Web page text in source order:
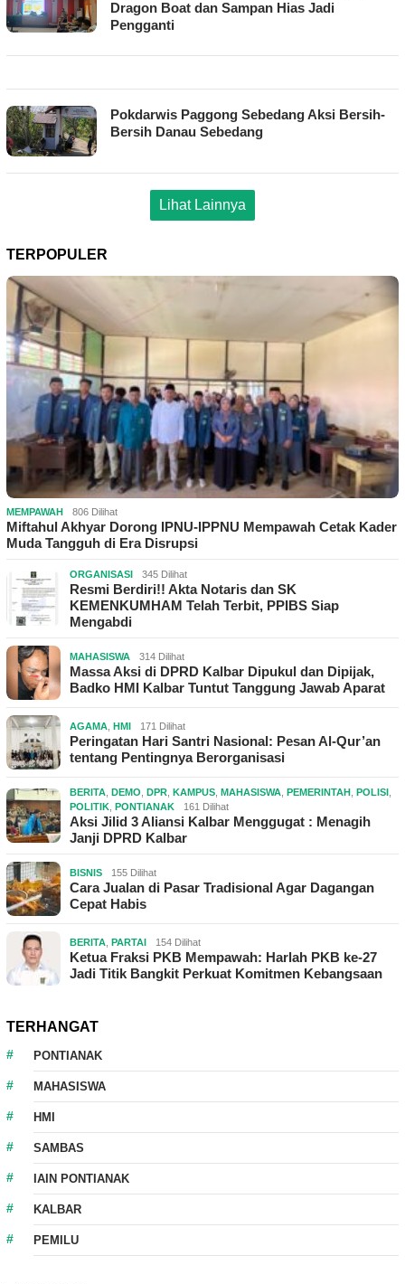
Dragon Boat dan Sampan Hias Jadi
Pengganti
Pokdarwis Paggong Sebedang Aksi Bersih-
Bersih Danau Sebedang
Lihat Lainnya
TERPOPULER
MEMPAWAH 806 Dilihat
Miftahul Akhyar Dorong IPNU-IPPNU Mempawah Cetak Kader
Muda Tangguh di Era Disrupsi
ORGANISASI 345 Dilihat
Resmi Berdiri!! Akta Notaris dan SK
KEMENKUMHAM Telah Terbit, PPIBS Siap
Mengabdi
MAHASISWA 314 Dilihat
Massa Aksi di DPRD Kalbar Dipukul dan Dipijak,
Badko HMI Kalbar Tuntut Tanggung Jawab Aparat
AGAMA HMI 171 Dilihat
Peringatan Hari Santri Nasional: Pesan Al-Qur’an
tentang Pentingnya Berorganisasi
BERITA DEMO DPR KAMPUS MAHASISWA PEMERINTAH POLISI
POLITIK PONTIANAK 161 Dilihat
Aksi Jilid 3 Aliansi Kalbar Menggugat : Menagih
Janji DPRD Kalbar
BISNIS 155 Dilihat
Cara Jualan di Pasar Tradisional Agar Dagangan
Cepat Habis
BERITA PARTAI 154 Dilihat
Ketua Fraksi PKB Mempawah: Harlah PKB ke-27
Jadi Titik Bangkit Perkuat Komitmen Kebangsaan
TERHANGAT
PONTIANAK
MAHASISWA
HMI
SAMBAS
IAIN PONTIANAK
KALBAR
PEMILU